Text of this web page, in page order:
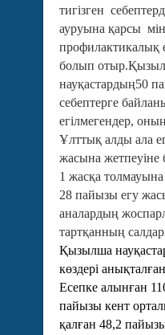
тигізген
ауруына қарсы
профилактикалық
болып
науқастардың50
себептерге
егілмегендер,
Ұлттық алды ала
жасына
1 жасқа
28 пайызы егу
аналардың
тартқанның
Қызылша
көздері
Есепке алынған
пайызы кент
қалған 48,2